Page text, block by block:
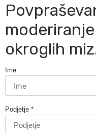
okroglih
Ime
Podjetje *